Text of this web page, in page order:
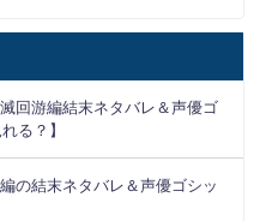
回游編結末ネタバレ＆声優ゴ
る？】
の結末ネタバレ＆声優ゴシッ